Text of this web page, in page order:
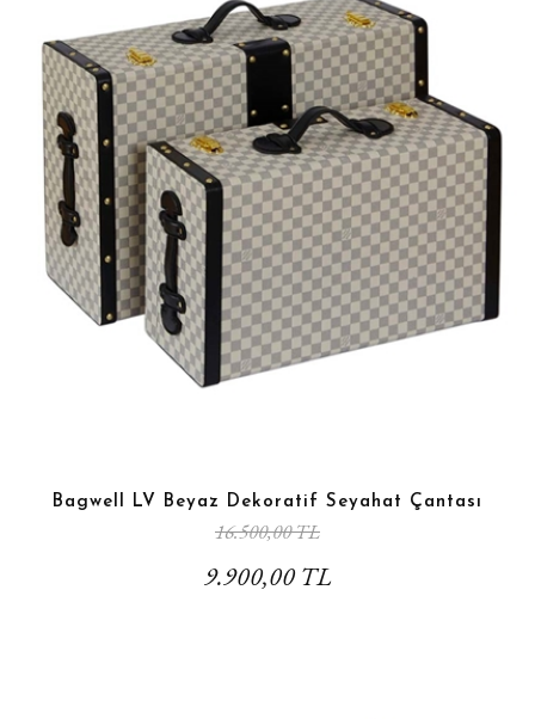
Bagwell LV Beyaz Dekoratif Seyahat Çantası
16.500,00 TL
9.900,00 TL